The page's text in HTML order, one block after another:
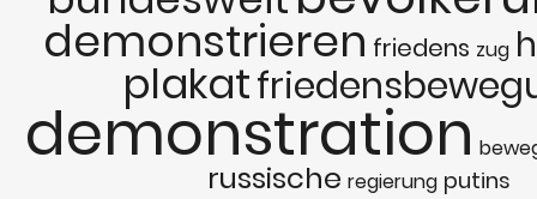
demonstrieren friedens zug
plakat
demonstration
russische regierung putins